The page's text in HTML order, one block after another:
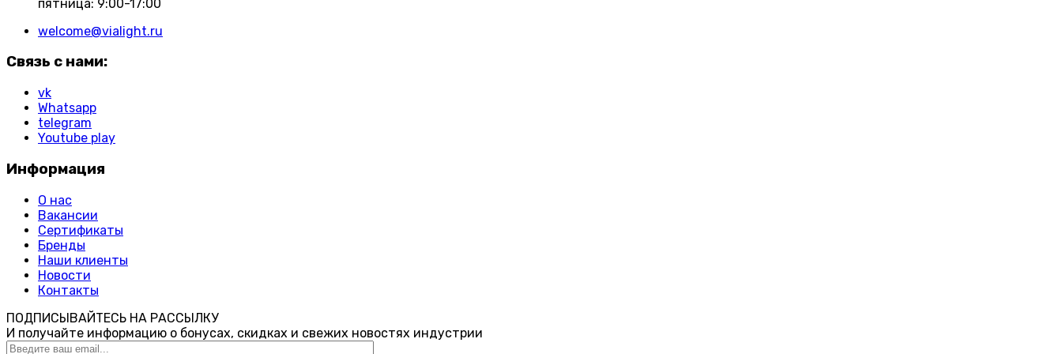
пятница: 9:00-17:00
welcome@vialight.ru
Связь с нами:
vk
Whatsapp
telegram
Youtube play
Информация
О нас
Вакансии
Сертификаты
Бренды
Наши клиенты
Новости
Контакты
ПОДПИСЫВАЙТЕСЬ НА РАССЫЛКУ
И получайте информацию о бонусах, скидках и свежих новостях индустрии